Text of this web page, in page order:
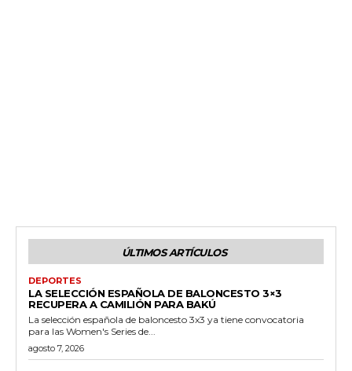
ÚLTIMOS ARTÍCULOS
DEPORTES
LA SELECCIÓN ESPAÑOLA DE BALONCESTO 3×3
RECUPERA A CAMILIÓN PARA BAKÚ
La selección española de baloncesto 3x3 ya tiene convocatoria
para las Women's Series de...
agosto 7, 2026